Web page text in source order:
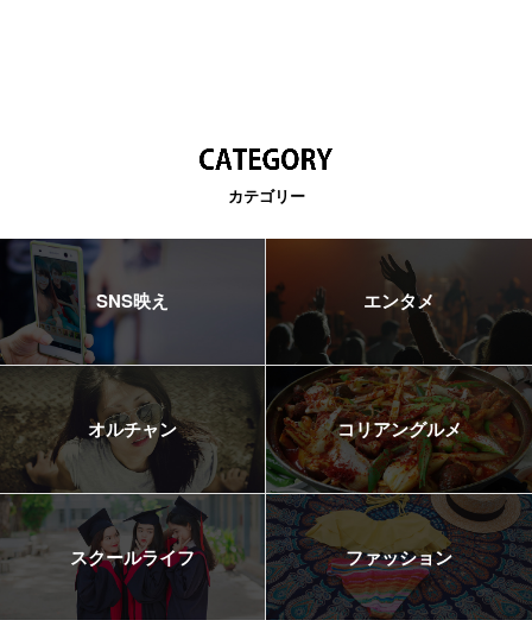
カテゴリー
SNS映え エンタメ
オルチャン コリアングルメ
スクールライフ ファッション